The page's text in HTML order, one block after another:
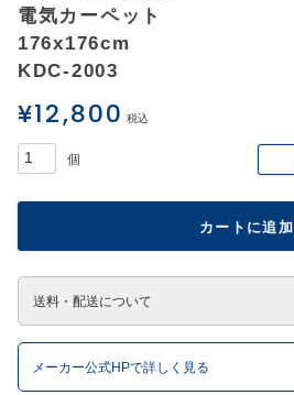
電気カーペット
176x176cm
KDC-2003
¥12,800 税込
カートに追加
送料・配送について
メーカー公式HPで詳しく見る